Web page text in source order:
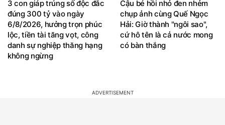
3 con giáp trúng số độc đắc
đúng 300 tỷ vào ngày
6/8/2026, hưởng trọn phúc
lộc, tiền tài tăng vọt, công
danh sự nghiệp thăng hạng
không ngừng
Cậu bé hồi nhỏ đen nhẻm
chụp ảnh cùng Quế Ngọc
Hải: Giờ thành "ngôi sao",
cứ hô tên là cả nước mong
có bàn thắng